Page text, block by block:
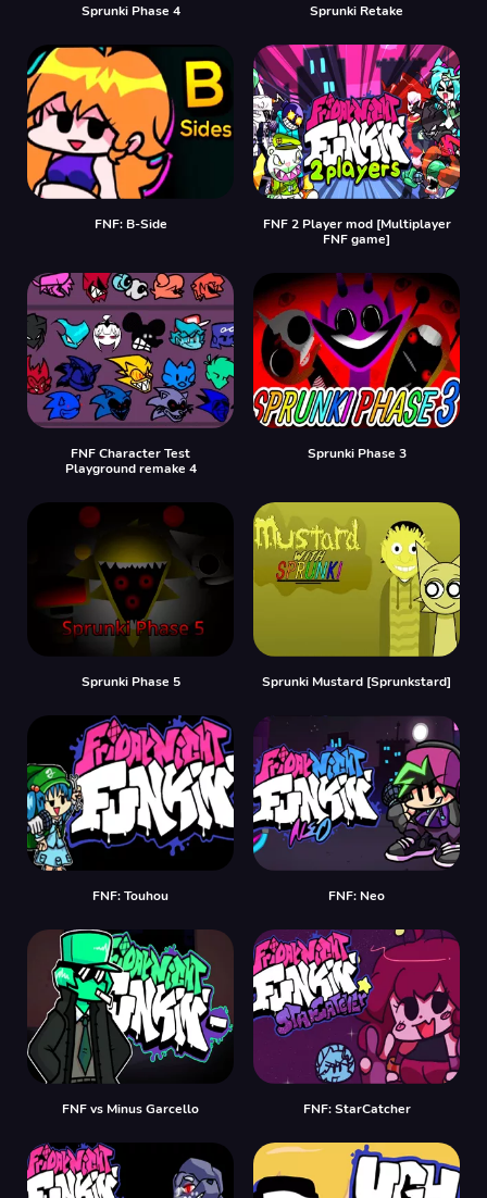
Sprunki Phase 4 Sprunki Retake
FNF: B-Side
FNF 2 Player mod [Multiplayer
FNF game]
FNF Character Test
Playground remake 4
Sprunki Phase 3
Sprunki Phase 5 Sprunki Mustard [Sprunkstard]
FNF: Touhou FNF: Neo
FNF vs Minus Garcello FNF: StarCatcher